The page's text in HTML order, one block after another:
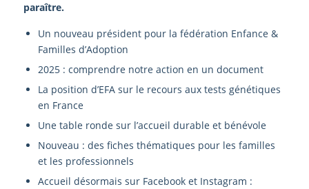
paraître.
Un nouveau président pour la fédération Enfance &
Familles d’Adoption
2025 : comprendre notre action en un document
La position d’EFA sur le recours aux tests génétiques
en France
Une table ronde sur l’accueil durable et bénévole
Nouveau : des fiches thématiques pour les familles
et les professionnels
Accueil désormais sur Facebook et Instagram :